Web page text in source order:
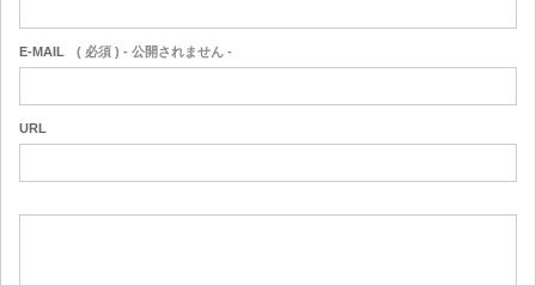
E-MAIL ( 必須 ) - 公開されません -
URL